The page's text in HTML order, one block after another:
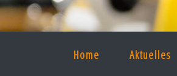
Zum
Inhalt
Home Aktuelles